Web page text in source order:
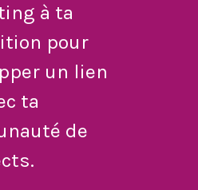
à ta
pour
un lien
ta
de